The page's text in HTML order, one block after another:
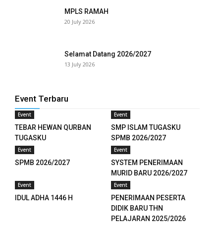
MPLS RAMAH
20 July 2026
Selamat Datang 2026/2027
13 July 2026
Event Terbaru
Event
TEBAR HEWAN QURBAN
TUGASKU
Event
SMP ISLAM TUGASKU
SPMB 2026/2027
Event
SPMB 2026/2027
Event
SYSTEM PENERIMAAN
MURID BARU 2026/2027
Event
IDUL ADHA 1446 H
Event
PENERIMAAN PESERTA
DIDIK BARU THN
PELAJARAN 2025/2026